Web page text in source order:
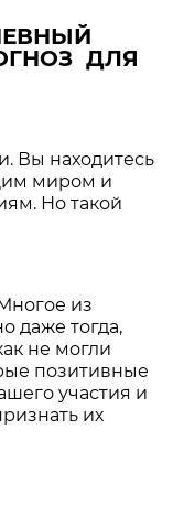
ДЛЯ
Вы находитесь
миром и
Но такой
из
даже тогда,
не могли
позитивные
участия и
их